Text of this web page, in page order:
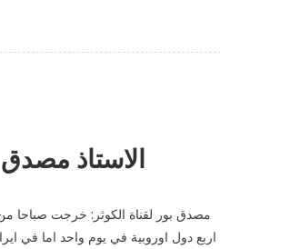
الاستاذ
مصدق بور لقناة الكوثر: خرجت صباحا
اربع دول اوروبية في يوم واحد اما في